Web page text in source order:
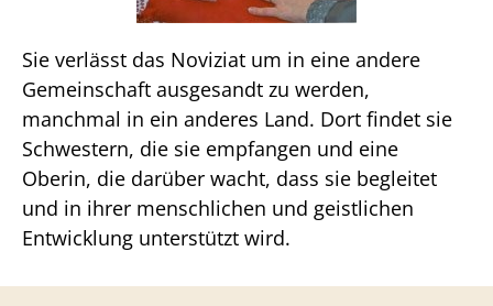
Sie verlässt das Noviziat um in eine andere
Gemeinschaft ausgesandt zu werden,
manchmal in ein anderes Land. Dort findet sie
Schwestern, die sie empfangen und eine
Oberin, die darüber wacht, dass sie begleitet
und in ihrer menschlichen und geistlichen
Entwicklung unterstützt wird.